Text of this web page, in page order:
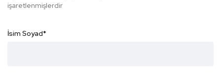
işaretlenmişlerdir
İsim Soyad*